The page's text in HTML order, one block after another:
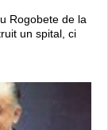
Rogobete de la
un spital, ci